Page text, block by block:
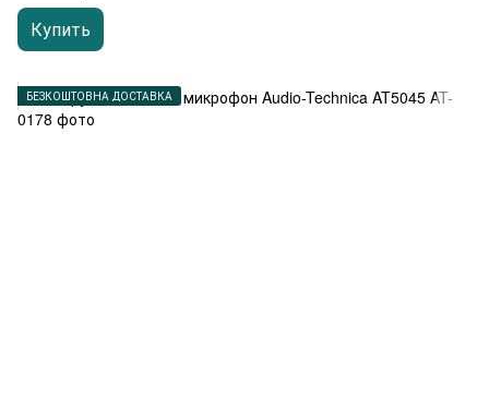
Купить
БЕЗКОШТОВНА ДОСТАВКА